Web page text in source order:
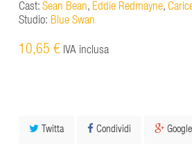
Cast: Sean Bean, Eddie Redmayne,
Studio: Blue Swan
10,65 € IVA inclusa
Twitta Condividi